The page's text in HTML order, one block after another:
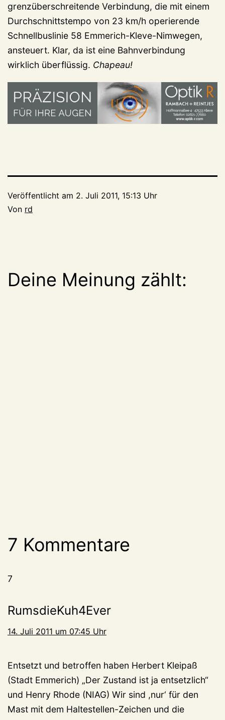
grenzüberschreitende Verbindung, die mit einem
Durchschnittstempo von 23 km/h operierende
Schnellbuslinie 58 Emmerich-Kleve-Nimwegen,
ansteuert. Klar, da ist eine Bahnverbindung
wirklich überflüssig. Chapeau!
Veröffentlicht am 2. Juli 2011, 15:13 Uhr
Von rd
Deine Meinung zählt:
7 Kommentare
7
RumsdieKuh4Ever
14. Juli 2011 um 07:45 Uhr
Entsetzt und betroffen haben Herbert Kleipaß
(Stadt Emmerich) „Der Zustand ist ja entsetzlich“
und Henry Rhode (NIAG) Wir sind ,nur‘ für den
Mast mit dem Haltestellen-Zeichen und die